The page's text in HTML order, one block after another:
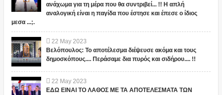
ανάχωμα για τη μέρα που θα συντριβεί... !! Η απλή
αναλογική είναι η παγίδα που έστησε και έπεσε ο ίδιος
μεσα ...;.
22 May 2023
Βελόπουλος: Το αποτέλεσμα διέψευσε ακόμα και τους
δημοσκόπους.... Περάσαμε δια πυρός και σιδήρου.... !!
22 May 2023
ΕΔΩ ΕΙΝΑΙ ΤΟ ΛΑΘΟΣ ΜΕ ΤΑ ΑΠΟΤΕΛΕΣΜΑΤΑ ΤΩΝ